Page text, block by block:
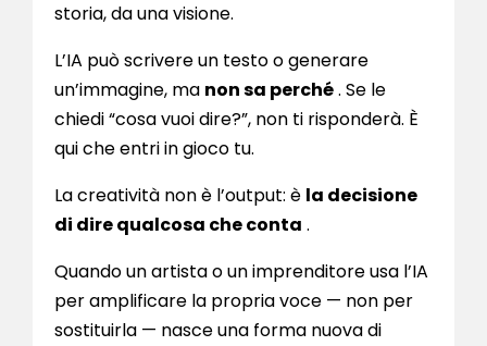
storia, da una visione.
L’IA può scrivere un testo o generare
un’immagine, ma non sa perché. Se le
chiedi “cosa vuoi dire?”, non ti risponderà. È
qui che entri in gioco tu.
La creatività non è l’output: è la decisione
di dire qualcosa che conta .
Quando un artista o un imprenditore usa l’IA
per amplificare la propria voce — non per
sostituirla — nasce una forma nuova di